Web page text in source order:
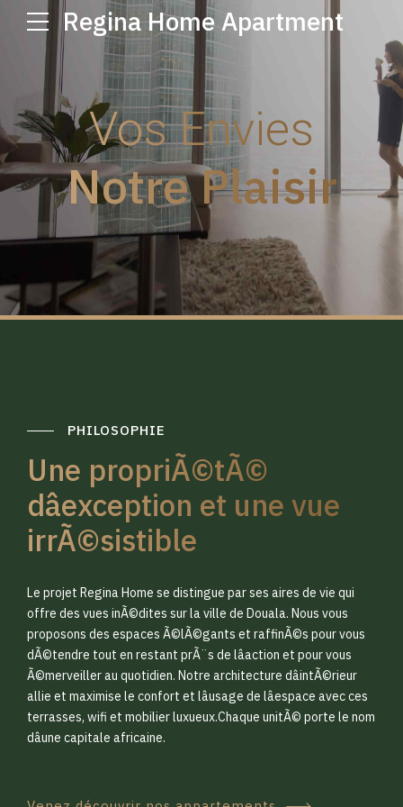
Regina Home Apartment
Vos Envies
Notre Plaisir
PHILOSOPHIE
Une propriÃ©tÃ©
dâexception et une vue
irrÃ©sistible
Le projet Regina Home se distingue par ses aires de vie qui
offre des vues inÃ©dites sur la ville de Douala. Nous vous
proposons des espaces Ã©lÃ©gants et raffinÃ©s pour vous
dÃ©tendre tout en restant prÃ¨s de lâaction et pour vous
Ã©merveiller au quotidien. Notre architecture dâintÃ©rieur
allie et maximise le confort et lâusage de lâespace avec ces
terrasses, wifi et mobilier luxueux.Chaque unitÃ© porte le nom
dâune capitale africaine.
0
1
2
3
0
1
2
3